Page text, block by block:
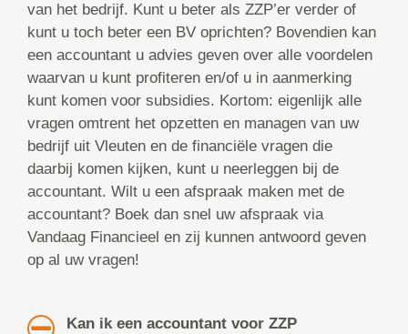
van het bedrijf. Kunt u beter als ZZP’er verder of
kunt u toch beter een BV oprichten? Bovendien kan
een accountant u advies geven over alle voordelen
waarvan u kunt profiteren en/of u in aanmerking
kunt komen voor subsidies. Kortom: eigenlijk alle
vragen omtrent het opzetten en managen van uw
bedrijf uit Vleuten en de financiële vragen die
daarbij komen kijken, kunt u neerleggen bij de
accountant. Wilt u een afspraak maken met de
accountant? Boek dan snel uw afspraak via
Vandaag Financieel en zij kunnen antwoord geven
op al uw vragen!
Kan ik een accountant voor ZZP